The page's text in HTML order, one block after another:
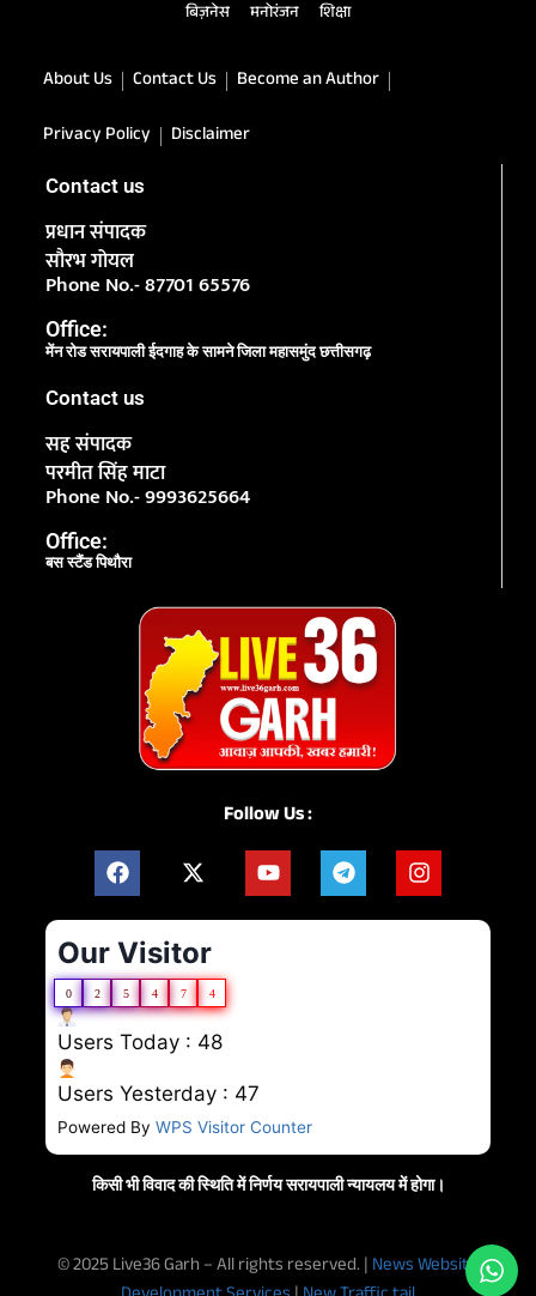
बिज़नेस मनोरंजन शिक्षा
About Us Contact Us
Become an Author
Privacy Policy
Disclaimer
Contact us
प्रधान संपादक
सौरभ गोयल
Phone No.- 87701 65576
Office:
मेंन रोड सरायपाली ईदगाह के सामने जिला महासमुंद छत्तीसगढ़
Contact us
सह संपादक
परमीत सिंह माटा
Phone No.- 9993625664
Office:
बस स्टैंड पिथौरा
Follow Us :
Our Visitor
0 2 5 4 7 4
Users Today : 48
Users Yesterday : 47
Powered By WPS Visitor Counter
किसी भी विवाद की स्थिति में निर्णय सरायपाली न्यायलय में होगा।
© 2025 Live36 Garh – All rights reserved. | News Website